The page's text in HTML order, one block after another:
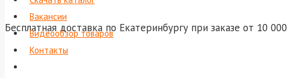
Вакансии
Видеообзор товаров
Контакты
Бесплатная доставка по Екатеринбургу при заказе от 10 000